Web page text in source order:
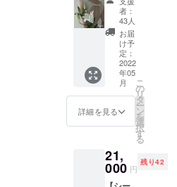
思いが
詰まっ
たス
テッ
カーを
お届け
させて
いただ
きま
す。 ポ
First
Collecti
マンス
"Giselle
" チケッ
ト】
First
Collecti
onの
テーマ
のクラ
シック
バレエ
をコン
セプト
に、ダ
者：
43人
お届
け予
定：
2022
年05
月
詳細を見る
こ
の
リ
タ
ー
ン
を
選
択
す
る
21,
000 円
残り42